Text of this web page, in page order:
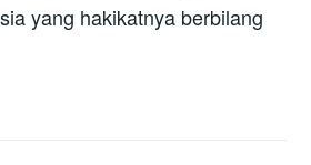
yang hakikatnya berbilang